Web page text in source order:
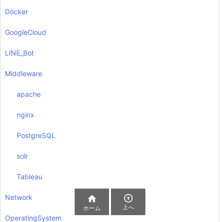
Docker
GoogleCloud
LINE_Bot
Middleware
apache
nginx
PostgreSQL
solr
Tableau
Network
OperatingSystem

ホーム

上へ